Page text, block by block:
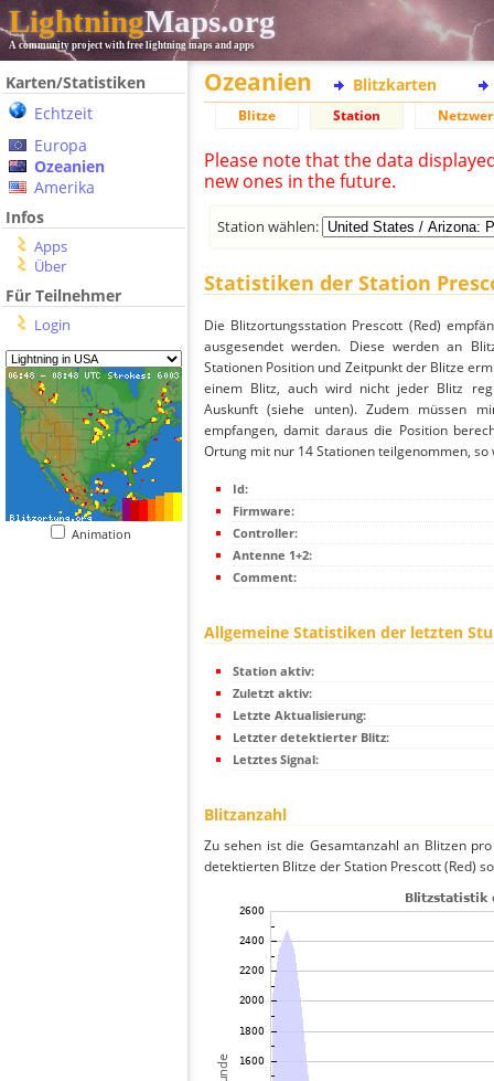
LightningMaps.org
A community project with free lightning maps and apps
Karten/Statistiken
Echtzeit
Europa
Ozeanien
Amerika
Infos
Apps
Über
Für Teilnehmer
Login
Animation
Ozeanien Blitzkarten
Blitze Station
Please note that the data
new ones in the future.
Station wählen:
Statistiken der Station
Die Blitzortungsstation Prescott (Red)
ausgesendet werden. Diese werden an
Stationen Position und Zeitpunkt der Blitze
einem Blitz, auch wird nicht jeder Blitz
Auskunft (siehe unten). Zudem müssen
empfangen, damit daraus die Position
Ortung mit nur 14 Stationen teilgenommen,
Id:
Firmware:
Controller:
Antenne 1+2:
Comment:
Allgemeine Statistiken der letzten
Station aktiv:
Zuletzt aktiv:
Letzte Aktualisierung:
Letzter detektierter Blitz:
Letztes Signal:
Blitzanzahl
Zu sehen ist die Gesamtanzahl an Blitzen
detektierten Blitze der Station Prescott (Red)